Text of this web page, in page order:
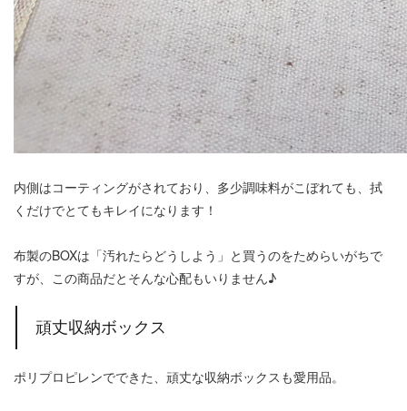
内側はコーティングがされており、多少調味料がこぼれても、拭
くだけでとてもキレイになります！
布製のBOXは「汚れたらどうしよう」と買うのをためらいがちで
すが、この商品だとそんな心配もいりません♪
頑丈収納ボックス
ポリプロピレンでできた、頑丈な収納ボックスも愛用品。